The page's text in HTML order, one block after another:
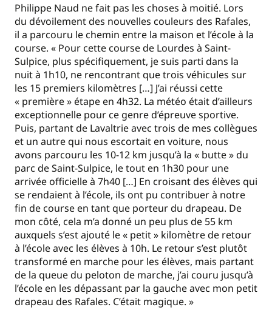
Philippe Naud ne fait pas les choses à moitié. Lors
du dévoilement des nouvelles couleurs des Rafales,
il a parcouru le chemin entre la maison et l’école à la
course. « Pour cette course de Lourdes à Saint-
Sulpice, plus spécifiquement, je suis parti dans la
nuit à 1h10, ne rencontrant que trois véhicules sur
les 15 premiers kilomètres […] J’ai réussi cette
« première » étape en 4h32. La météo était d’ailleurs
exceptionnelle pour ce genre d’épreuve sportive.
Puis, partant de Lavaltrie avec trois de mes collègues
et un autre qui nous escortait en voiture, nous
avons parcouru les 10-12 km jusqu’à la « butte » du
parc de Saint-Sulpice, le tout en 1h30 pour une
arrivée officielle à 7h40 […] En croisant des élèves qui
se rendaient à l’école, ils ont pu contribuer à notre
fin de course en tant que porteur du drapeau. De
mon côté, cela m’a donné un peu plus de 55 km
auxquels s’est ajouté le « petit » kilomètre de retour
à l’école avec les élèves à 10h. Le retour s’est plutôt
transformé en marche pour les élèves, mais partant
de la queue du peloton de marche, j’ai couru jusqu’à
l’école en les dépassant par la gauche avec mon petit
drapeau des Rafales. C’était magique. »